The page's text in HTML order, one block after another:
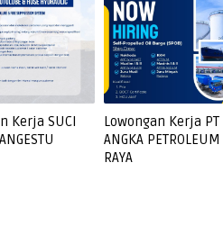
Kerja SUCI
Lowongan Kerja PT
ANGKA PETROLEUM
RAYA